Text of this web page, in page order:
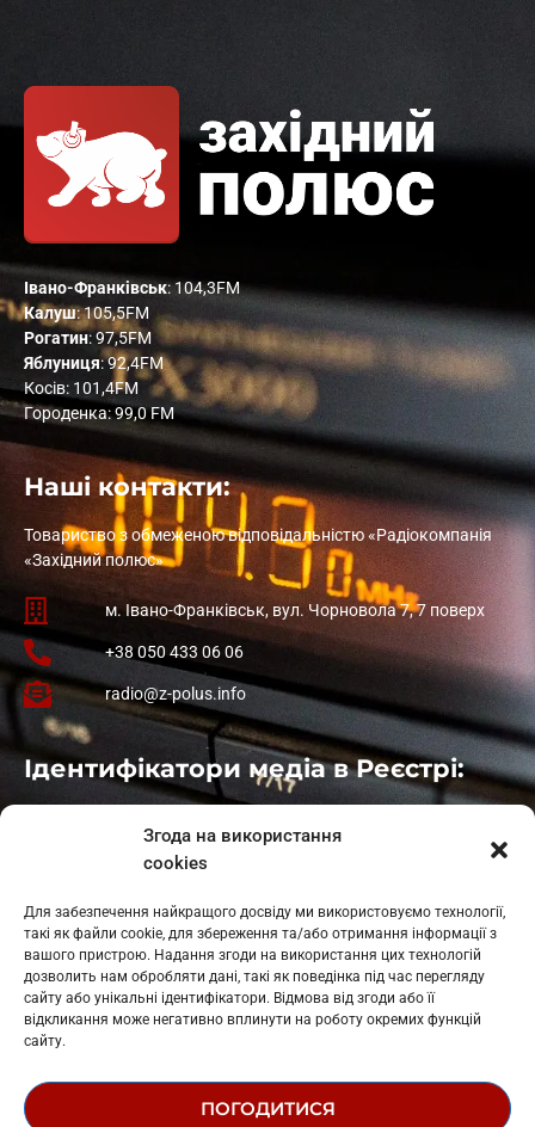
Згода на використання
cookies
Для забезпечення найкращого досвіду ми використовуємо технології,
такі як файли cookie, для збереження та/або отримання інформації з
вашого пристрою. Надання згоди на використання цих технологій
дозволить нам обробляти дані, такі як поведінка під час перегляду
сайту або унікальні ідентифікатори. Відмова від згоди або її
відкликання може негативно вплинути на роботу окремих функцій
сайту.
ПОГОДИТИСЯ
Івано-Франківськ: 104,3FM
Калуш: 105,5FM
Рогатин: 97,5FM
Яблуниця: 92,4FM
Косів: 101,4FM
Городенка: 99,0 FM
Наші контакти:
Товариство з обмеженою відповідальністю «Радіокомпанія
«Західний полюс»
м. Івано-Франківськ, вул. Чорновола 7, 7 поверх
+38 050 433 06 06
radio@z-polus.info
Ідентифікатори медіа в Реєстрі:
: L11-01410
: L11-01801
Косів: L11-01805
Гарасимів: L11-02274